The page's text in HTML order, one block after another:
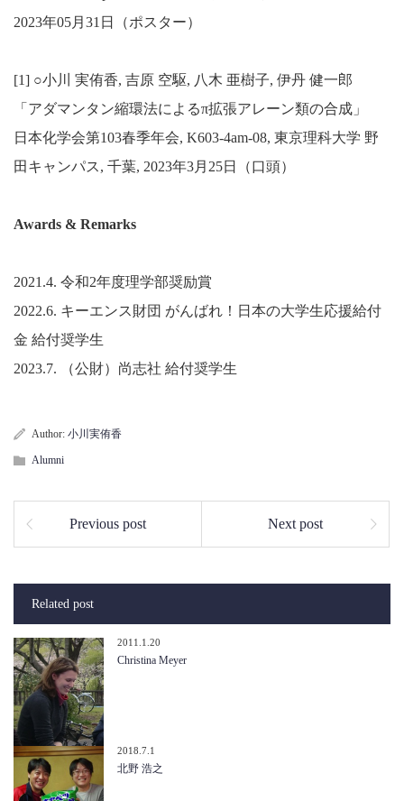
2023年05月31日（ポスター）
[1] ○小川 実侑香, 吉原 空駆, 八木 亜樹子, 伊丹 健一郎
「アダマンタン縮環法によるπ拡張アレーン類の合成」
日本化学会第103春季年会, K603-4am-08, 東京理科大学 野
田キャンパス, 千葉, 2023年3月25日（口頭）
Awards & Remarks
2021.4. 令和2年度理学部奨励賞
2022.6. キーエンス財団 がんばれ！日本の大学生応援給付
金 給付奨学生
2023.7. （公財）尚志社 給付奨学生
Author: 小川実侑香
Alumni
Previous post Next post
Related post
2011.1.20
Christina Meyer
2018.7.1
北野 浩之